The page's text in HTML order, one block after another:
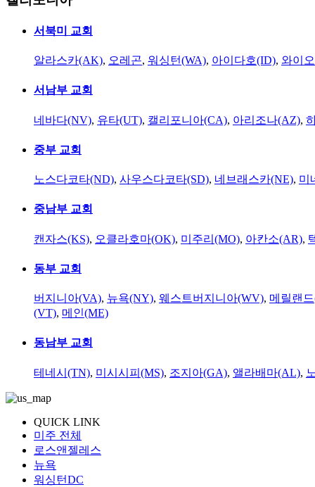
서북미 교회
알라스카(AK), 오레곤, 워싱턴(WA), 아이다호(ID), 와이
서남부 교회
네바다(NV), 유타(UT), 캘리포니아(CA), 아리조나(AZ),
중부 교회
노스다코타(ND), 사우스다코타(SD), 네브래스카(NE), 미
중남부 교회
캔자스(KS), 오클라호마(OK), 미주리(MO), 아칸소(AR),
동부 교회
버지니아(VA), 뉴욕(NY), 웨스트버지니아(WV), 메릴랜
(VT), 메인(ME)
동남부 교회
테네시(TN), 미시시피(MS), 조지아(GA), 앨라배마(AL),
QUICK LINK
미주 전체
로스앤젤레스
뉴욕
워싱턴DC